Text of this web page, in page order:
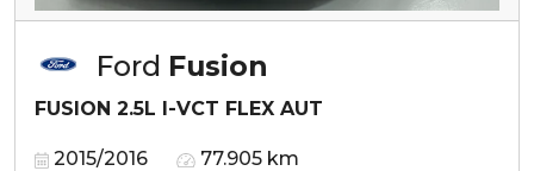
Ford Fusion
FUSION 2.5L I-VCT FLEX AUT
2015/2016 77.905 km